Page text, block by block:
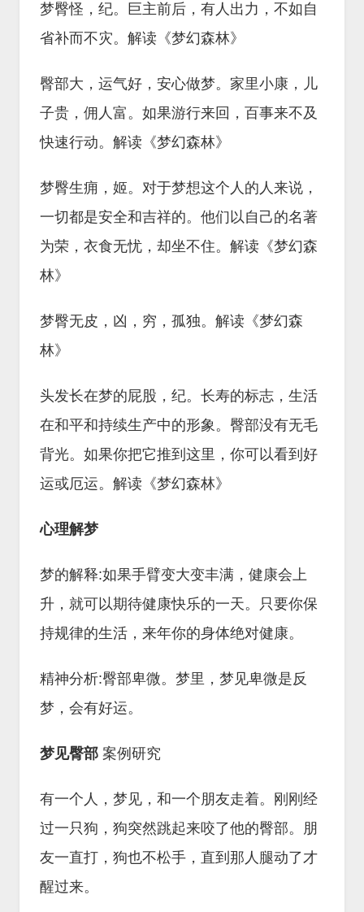
梦臀怪，纪。巨主前后，有人出力，不如自
省补而不灾。解读《梦幻森林》
臀部大，运气好，安心做梦。家里小康，儿
子贵，佣人富。如果游行来回，百事来不及
快速行动。解读《梦幻森林》
梦臀生痈，姬。对于梦想这个人的人来说，
一切都是安全和吉祥的。他们以自己的名著
为荣，衣食无忧，却坐不住。解读《梦幻森
林》
梦臀无皮，凶，穷，孤独。解读《梦幻森
林》
头发长在梦的屁股，纪。长寿的标志，生活
在和平和持续生产中的形象。臀部没有无毛
背光。如果你把它推到这里，你可以看到好
运或厄运。解读《梦幻森林》
心理解梦
梦的解释:如果手臂变大变丰满，健康会上
升，就可以期待健康快乐的一天。只要你保
持规律的生活，来年你的身体绝对健康。
精神分析:臀部卑微。梦里，梦见卑微是反
梦，会有好运。
梦见臀部 案例研究
有一个人，梦见，和一个朋友走着。刚刚经
过一只狗，狗突然跳起来咬了他的臀部。朋
友一直打，狗也不松手，直到那人腿动了才
醒过来。